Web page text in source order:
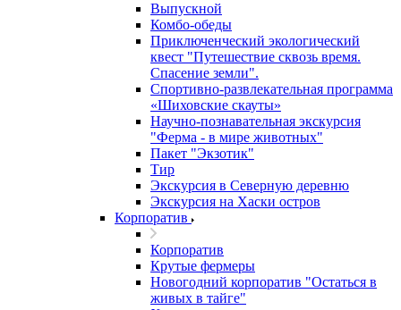
Выпускной
Комбо-обеды
Приключенческий экологический
квест "Путешествие сквозь время.
Спасение земли".
Спортивно-развлекательная программа
«Шиховские скауты»
Научно-познавательная экскурсия
"Ферма - в мире животных"
Пакет "Экзотик"
Тир
Экскурсия в Северную деревню
Экскурсия на Хаски остров
Корпоратив
Корпоратив
Крутые фермеры
Новогодний корпоратив "Остаться в
живых в тайге"